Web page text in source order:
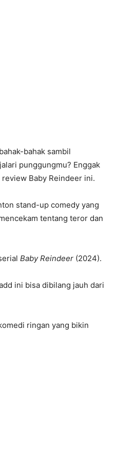
bahak sambil
punggungmu? Enggak
Baby Reindeer ini.
stand-up comedy yang
tentang teror dan
Baby Reindeer (2024).
ini bisa dibilang jauh dari
ringan yang bikin